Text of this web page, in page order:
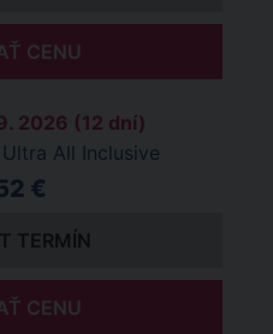
CENU
2026 (12 dní)
Ultra All Inclusive
€
TERMÍN
CENU